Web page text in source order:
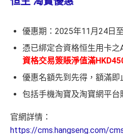
優惠期：2025年11月24日
憑已綁定合資格恒生用卡之
資格交易簽賬淨值滿
優惠名額先到先得，額滿即
包括手機淘寶及淘寶網平台
官網詳情：
https://cms.hangseng.com/